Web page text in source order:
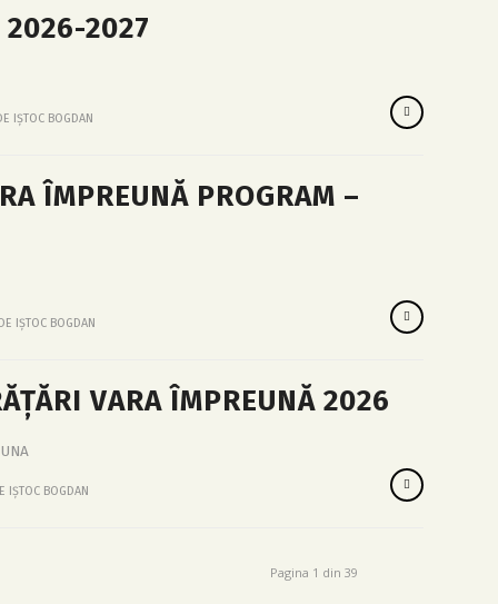
2026-2027
IȘTOC BOGDAN
ÎMPREUNĂ PROGRAM –
IȘTOC BOGDAN
VARA ÎMPREUNĂ 2026
IȘTOC BOGDAN
Pagina 1 din 39